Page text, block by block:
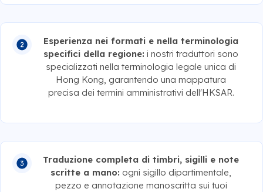
Esperienza nei formati e nella terminologia
specifici della regione: i nostri traduttori sono
specializzati nella terminologia legale unica di
Hong Kong, garantendo una mappatura
precisa dei termini amministrativi dell'HKSAR.
Traduzione completa di timbri, sigilli e note
scritte a mano: ogni sigillo dipartimentale,
pezzo e annotazione manoscritta sui tuoi